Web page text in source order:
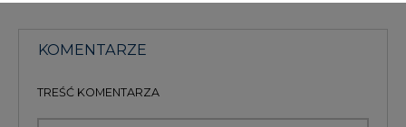
KOMENTARZE
TREŚĆ KOMENTARZA